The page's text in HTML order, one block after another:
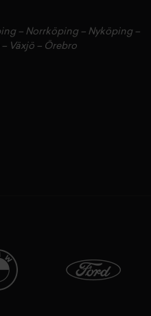
– Norrköping– Nyköping–
– Växjö – Örebro